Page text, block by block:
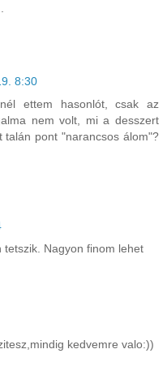
8:30
ettem hasonlót, csak az
nem volt, mi a desszert
pont "narancsos álom"?
Nagyon finom lehet
kedvemre valo:))